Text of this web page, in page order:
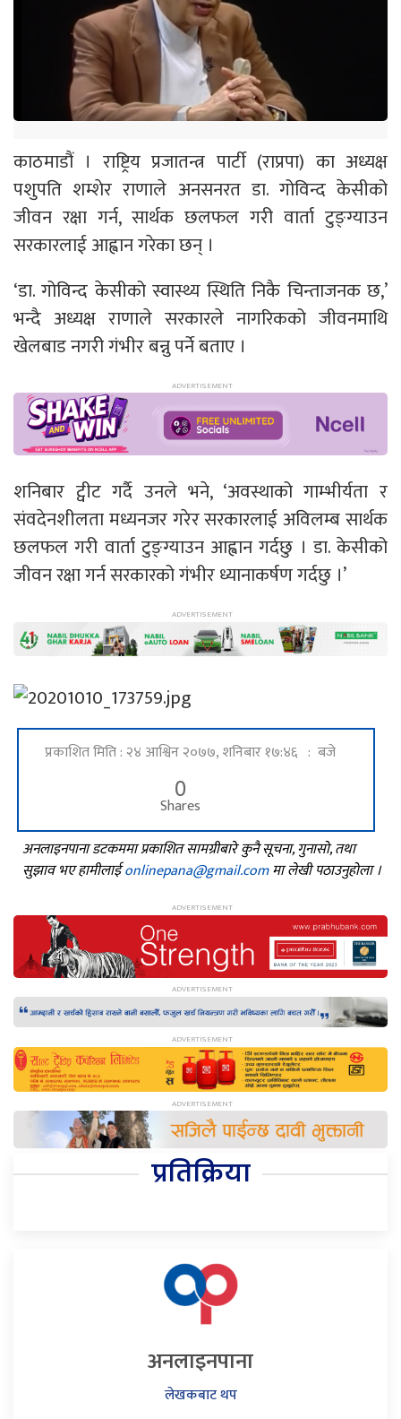
काठमाडौं । राष्ट्रिय प्रजातन्त्र पार्टी (राप्रपा) का अध्यक्ष
पशुपति शम्शेर राणाले अनसनरत डा. गोविन्द केसीको
जीवन रक्षा गर्न, सार्थक छलफल गरी वार्ता टुङ्ग्याउन
सरकारलाई आह्वान गरेका छन् ।
‘डा. गोविन्द केसीको स्वास्थ्य स्थिति निकै चिन्ताजनक छ,’
भन्दै अध्यक्ष राणाले सरकारले नागरिकको जीवनमाथि
खेलबाड नगरी गंभीर बन्नु पर्ने बताए ।
शनिबार ट्वीट गर्दै उनले भने, ‘अवस्थाको गाम्भीर्यता र
संवदेनशीलता मध्यनजर गरेर सरकारलाई अविलम्ब सार्थक
छलफल गरी वार्ता टुङ्ग्याउन आह्वान गर्दछु । डा. केसीको
जीवन रक्षा गर्न सरकारको गंभीर ध्यानाकर्षण गर्दछु ।’
प्रकाशित मिति : २४ आश्विन २०७७, शनिबार १७:४६ : बजे
0
Shares
अनलाइनपाना डटकममा प्रकाशित सामग्रीबारे कुनै सूचना, गुनासो, तथा
सुझाव भए हामीलाईonlinepana@gmail.comमा लेखी पठाउनुहोला ।
प्रतिक्रिया
अनलाइनपाना
लेखकबाट थप